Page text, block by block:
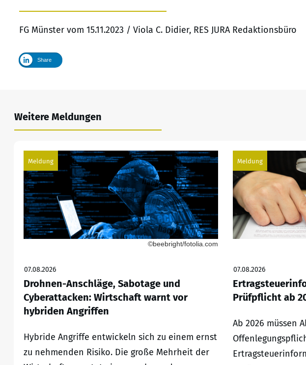
FG Münster vom 15.11.2023 / Viola C. Didier, RES JURA Redaktionsbüro
Share
Weitere Meldungen
Meldung
©beebright/fotolia.com
07.08.2026
Drohnen-Anschläge, Sabotage und
Cyberattacken: Wirtschaft warnt vor
hybriden Angriffen
Hybride Angriffe entwickeln sich zu einem ernst
zu nehmenden Risiko. Die große Mehrheit der
Meldung
07.08.2026
Prüfpflicht ab
Ab 2026 müssen